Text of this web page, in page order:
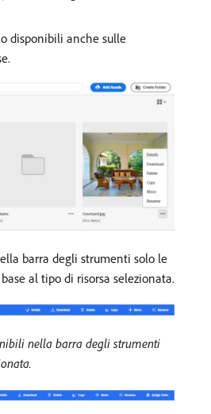
disponibili anche sulle
barra degli strumenti solo le
al tipo di risorsa selezionata.
nella barra degli strumenti